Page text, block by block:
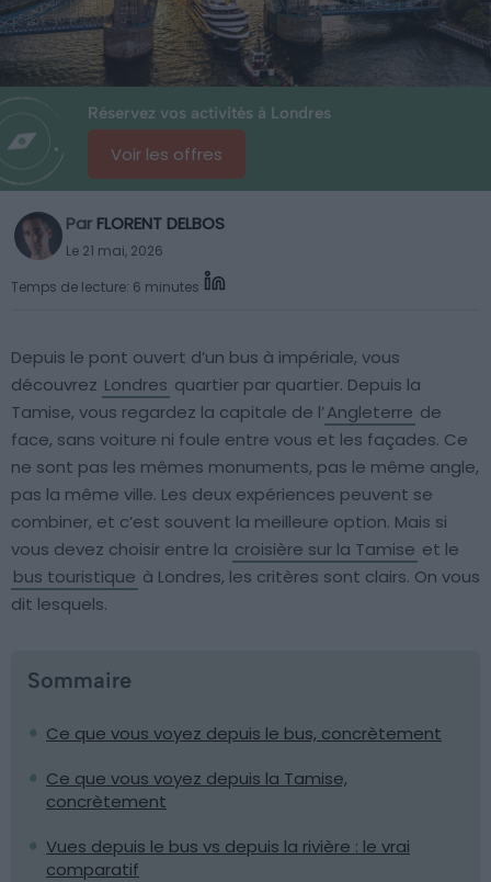
Réservez vos activités à Londres
Voir les offres
Par FLORENT DELBOS
Le 21 mai, 2026
Temps de lecture: 6 minutes
Depuis le pont ouvert d’un bus à impériale, vous
découvrez Londres quartier par quartier. Depuis la
Tamise, vous regardez la capitale de l’Angleterre de
face, sans voiture ni foule entre vous et les façades. Ce
ne sont pas les mêmes monuments, pas le même angle,
pas la même ville. Les deux expériences peuvent se
combiner, et c’est souvent la meilleure option. Mais si
vous devez choisir entre la croisière sur la Tamise et le
bus touristique à Londres, les critères sont clairs. On vous
dit lesquels.
Sommaire
Ce que vous voyez depuis le bus, concrètement
Ce que vous voyez depuis la Tamise,
concrètement
Vues depuis le bus vs depuis la rivière : le vrai
comparatif